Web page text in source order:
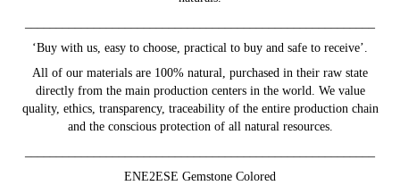
‘Buy with us, easy to choose, practical to buy and safe to receive’.
All of our materials are 100% natural, purchased in their raw state
directly from the main production centers in the world. We value
quality, ethics, transparency, traceability of the entire production chain
and the conscious protection of all natural resources.
ENE2ESE Gemstone Colored